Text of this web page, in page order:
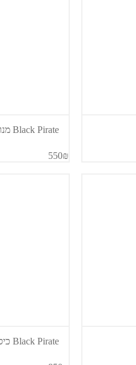
Black Pirate מנורת תקרה
550₪
Black Pirate כיסוי מיטה רוחב 160